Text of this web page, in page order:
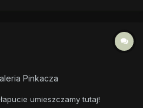
Pinkacza
umieszczamy tutaj!